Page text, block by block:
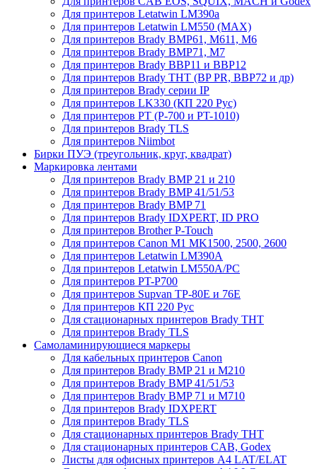
Для принтеров Letatwin LM390a
Для принтеров Letatwin LM550 (MAX)
Для принтеров Brady BMP61, M611, M6
Для принтеров Brady BMP71, M7
Для принтеров Brady BBP11 и BBP12
Для принтеров Brady THT (BP PR, BBP72 и др)
Для принтеров Brady серии IP
Для принтеров LK330 (КП 220 Рус)
Для принтеров PT (P-700 и PT-1010)
Для принтеров Brady TLS
Для принтеров Niimbot
Бирки ПУЭ (треугольник, круг, квадрат)
Маркировка лентами
Для принтеров Brady BMP 21 и 210
Для принтеров Brady BMP 41/51/53
Для принтеров Brady BMP 71
Для принтеров Brady IDXPERT, ID PRO
Для принтеров Brother P-Touch
Для принтеров Canon M1 MK1500, 2500, 2600
Для принтеров Letatwin LM390A
Для принтеров Letatwin LM550A/PC
Для принтеров PT-P700
Для принтеров Supvan TP-80E и 76E
Для принтеров КП 220 Рус
Для стационарных принтеров Brady THT
Для принтеров Brady TLS
Самоламинирующиеся маркеры
Для кабельных принтеров Canon
Для принтеров Brady BMP 21 и M210
Для принтеров Brady BMP 41/51/53
Для принтеров Brady BMP 71 и M710
Для принтеров Brady IDXPERT
Для принтеров Brady TLS
Для стационарных принтеров Brady THT
Для стационарных принтеров CAB, Godex
Листы для офисных принтеров А4 LAT/ELAT